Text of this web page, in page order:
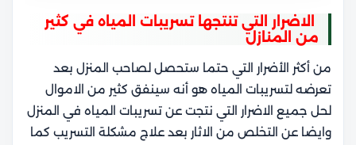
الاضرار التي تنتجها تسريبات المياه في كثير
من المنازل
من أكثر الأضرار التي حتما ستحصل لصاحب المنزل بعد
تعرضه لتسريبات المياه هو أنه سينفق كثير من الاموال
لحل جميع الاضرار التي نتجت عن تسريبات المياه في المنزل
وايضا عن التخلص من الاثار بعد علاج مشكلة التسريب كما